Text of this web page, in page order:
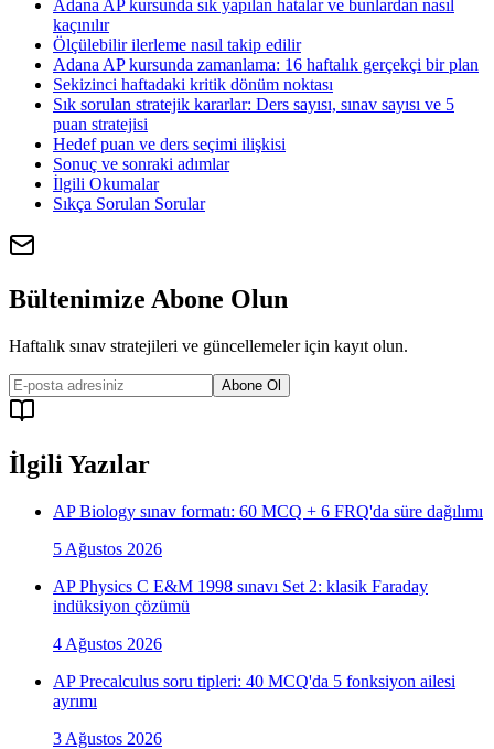
Adana AP kursunda sık yapılan hatalar ve bunlardan nasıl
kaçınılır
Ölçülebilir ilerleme nasıl takip edilir
Adana AP kursunda zamanlama: 16 haftalık gerçekçi bir plan
Sekizinci haftadaki kritik dönüm noktası
Sık sorulan stratejik kararlar: Ders sayısı, sınav sayısı ve 5
puan stratejisi
Hedef puan ve ders seçimi ilişkisi
Sonuç ve sonraki adımlar
İlgili Okumalar
Sıkça Sorulan Sorular
Bültenimize Abone Olun
Haftalık sınav stratejileri ve güncellemeler için kayıt olun.
Abone Ol
İlgili Yazılar
AP Biology sınav formatı: 60 MCQ + 6 FRQ'da süre dağılımı
5 Ağustos 2026
AP Physics C E&M 1998 sınavı Set 2: klasik Faraday
indüksiyon çözümü
4 Ağustos 2026
AP Precalculus soru tipleri: 40 MCQ'da 5 fonksiyon ailesi
ayrımı
3 Ağustos 2026